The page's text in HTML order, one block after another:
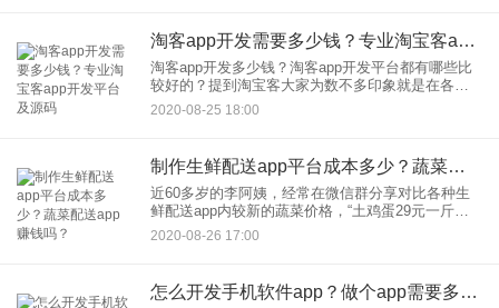
淘客app开发需要多少钱？专业淘宝客app开发平台及源码
淘客app开发多少钱？淘客app开发平台都有哪些比
较好的？提到淘宝客大家为数不多印象就是在各种
优惠券，用户领取这些商品优惠券后下单购买可以
省钱。用户下单后淘客能够赚取商家的佣金奖励。
2020-08-25 18:00
制作生鲜配送app平台成本多少？蔬菜配送app赚钱吗？
近60多岁的李阿姨，经常在微信群分享对比各种生
鲜配送app内较新的蔬菜价格，“土鸡蛋29元一斤，
用来煲汤喝都非常不错。明虾45元一斤，和超市菜
场的差不多。”作为家里买菜的主力手，李阿姨对各
2020-08-26 17:00
怎么开发手机软件app？做个app需要多少钱？较新app软件开发的费用